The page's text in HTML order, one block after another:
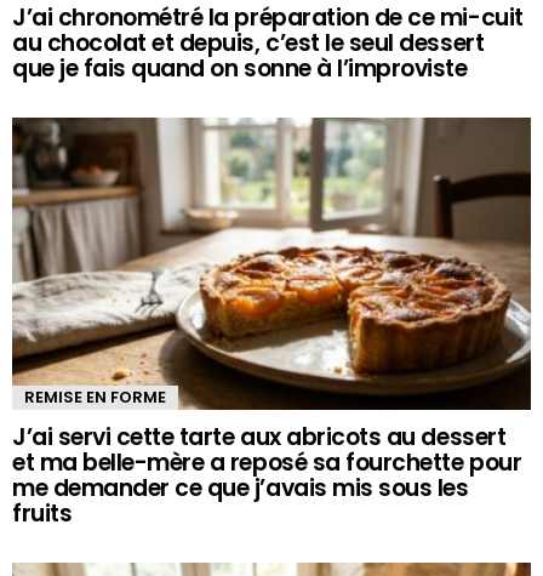
J’ai chronométré la préparation de ce mi-cuit
au chocolat et depuis, c’est le seul dessert
que je fais quand on sonne à l’improviste
REMISE EN FORME
J’ai servi cette tarte aux abricots au dessert
et ma belle-mère a reposé sa fourchette pour
me demander ce que j’avais mis sous les
fruits